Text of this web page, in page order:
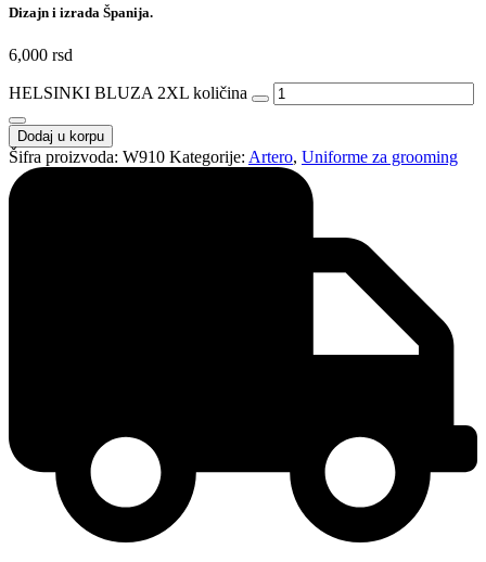
Dizajn i izrada Španija.
6,000 rsd
HELSINKI BLUZA 2XL količina
Dodaj u korpu
Šifra proizvoda: W910 Kategorije: Artero, Uniforme za grooming